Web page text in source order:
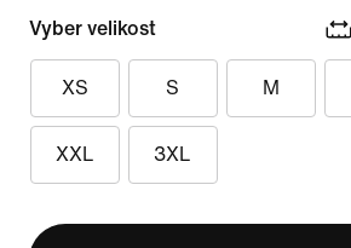
Vyber velikost
XS S M
XXL 3XL